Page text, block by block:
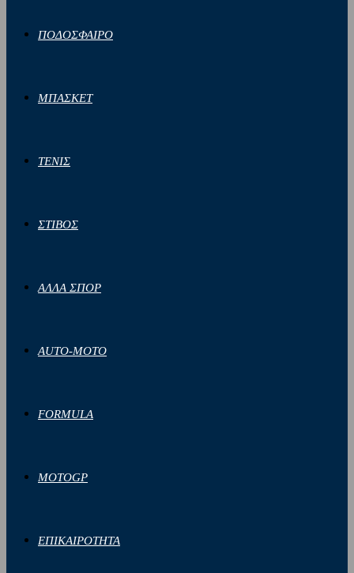
ΠΟΔΟΣΦΑΙΡΟ
ΜΠΑΣΚΕΤ
ΤΕΝΙΣ
ΣΤΙΒΟΣ
ΑΛΛΑ ΣΠΟΡ
AUTO-MOTO
FORMULA
MOTOGP
ΕΠΙΚΑΙΡΟΤΗΤΑ